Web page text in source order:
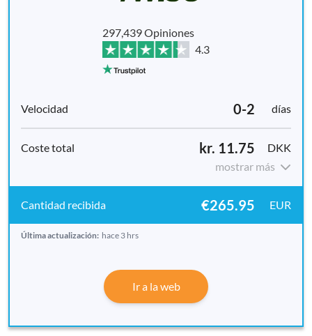
297,439 Opiniones
4.3
0-2 días
kr. 11.75
DKK
mostrar más
€265.95 EUR
Última actualización: hace 3 hrs
Ir a la web